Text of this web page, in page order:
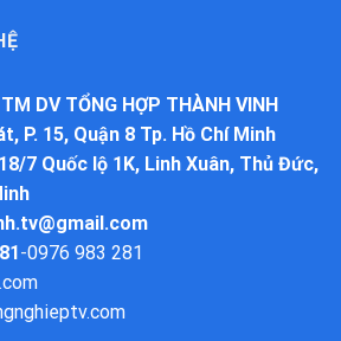
DV TỔNG HỢP THÀNH VINH
P. 15, Quận 8 Tp. Hồ Chí Minh
7 Quốc lộ 1K, Linh Xuân, Thủ Đức,
-0976 983 281